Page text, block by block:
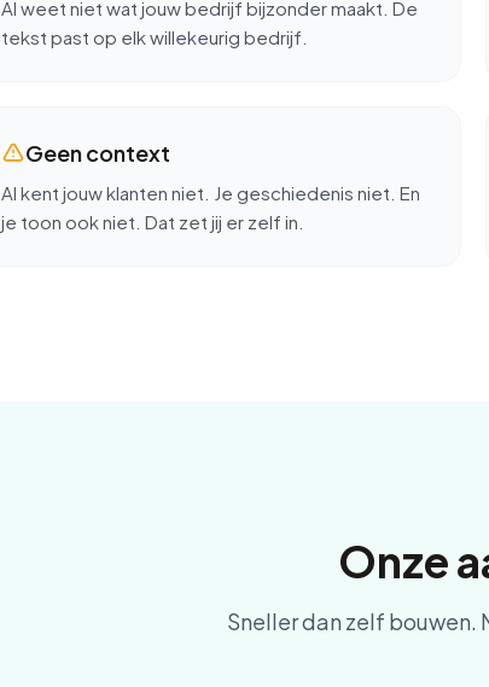
AI weet niet wat jouw bedrijf bijzonder maakt. De
tekst past op elk willekeurig bedrijf.
Geen context
AI kent jouw klanten niet. Je geschiedenis niet. En
je toon ook niet. Dat zet jij er zelf in.
Onze
Sneller dan zelf bouwen.